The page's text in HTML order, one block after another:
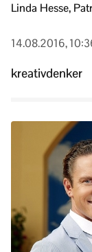
Linda Hesse,
14.08.2016,
kreativdenker